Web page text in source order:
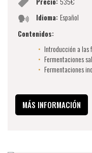
Idioma: Español
Contenidos:
Introducción a las
Fermentaciones
​​Fermentaciones
MÁS INFORMACIÓN